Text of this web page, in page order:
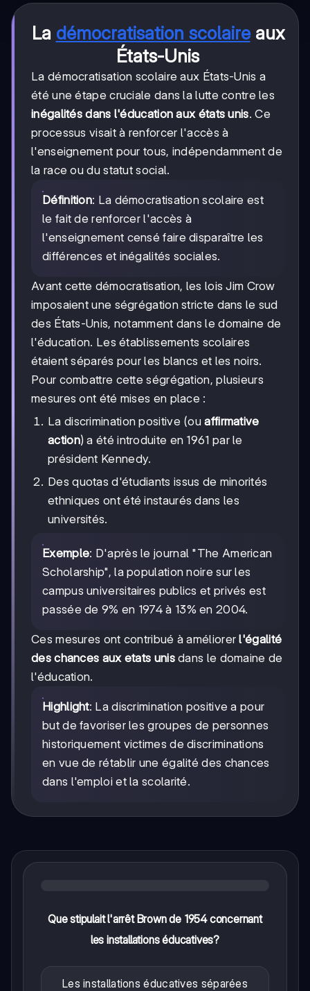
La démocratisation scolaireaux
États-Unis
La démocratisation scolaire aux États-Unis a
été une étape cruciale dans la lutte contre les
inégalités dans l'éducation aux états unis. Ce
processus visait à renforcer l'accès à
l'enseignement pour tous, indépendamment de
la race ou du statut social.
Définition: La démocratisation scolaire est
le fait de renforcer l'accès à
l'enseignement censé faire disparaître les
différences et inégalités sociales.
Avant cette démocratisation, les lois Jim Crow
imposaient une ségrégation stricte dans le sud
des États-Unis, notamment dans le domaine de
l'éducation. Les établissements scolaires
étaient séparés pour les blancs et les noirs.
Pour combattre cette ségrégation, plusieurs
mesures ont été mises en place :
La discrimination positive (ouaffirmative
action) a été introduite en 1961 par le
président Kennedy.
Des quotas d'étudiants issus de minorités
ethniques ont été instaurés dans les
universités.
Exemple: D'après le journal "The American
Scholarship", la population noire sur les
campus universitaires publics et privés est
passée de 9% en 1974 à 13% en 2004.
Ces mesures ont contribué à améliorerl'égalité
des chances aux etats unisdans le domaine de
l'éducation.
Highlight: La discrimination positive a pour
but de favoriser les groupes de personnes
historiquement victimes de discriminations
en vue de rétablir une égalité des chances
dans l'emploi et la scolarité.
Que stipulait l'arrêt Brown de 1954 concernant
les installations éducatives?
Les installations éducatives séparées